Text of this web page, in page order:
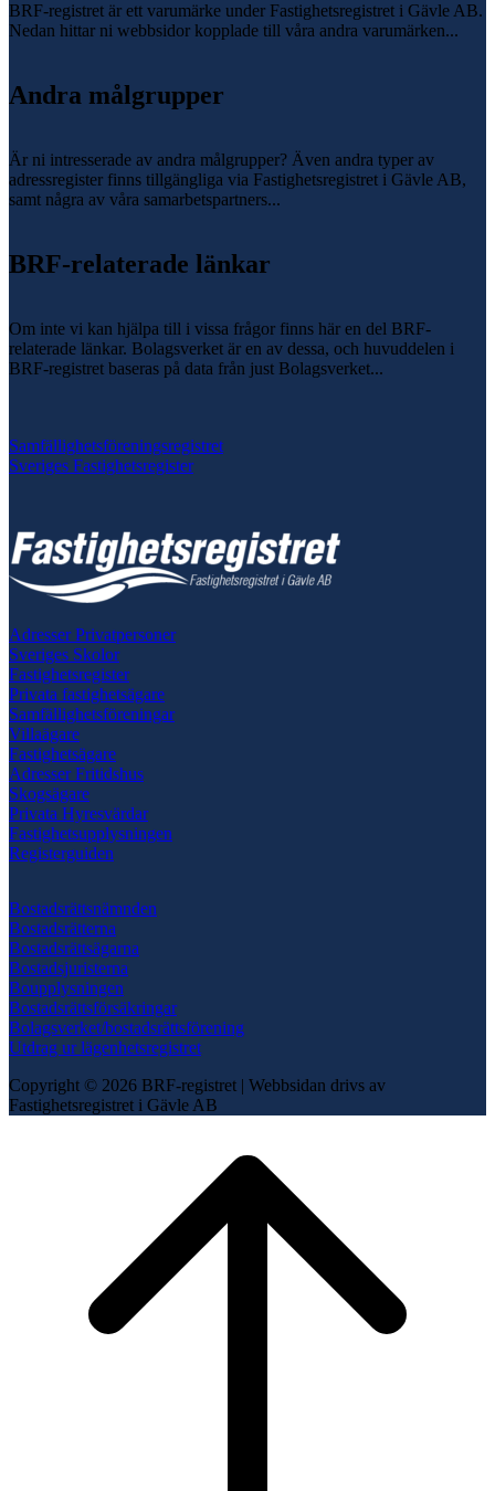
BRF-registret är ett varumärke under Fastighetsregistret i Gävle AB.
Nedan hittar ni webbsidor kopplade till våra andra varumärken...
Andra målgrupper
Är ni intresserade av andra målgrupper? Även andra typer av
adressregister finns tillgängliga via Fastighetsregistret i Gävle AB,
samt några av våra samarbetspartners...
BRF-relaterade länkar
Om inte vi kan hjälpa till i vissa frågor finns här en del BRF-
relaterade länkar. Bolagsverket är en av dessa, och huvuddelen i
BRF-registret baseras på data från just Bolagsverket...
Samfällighetsföreningsregistret
Sveriges Fastighetsregister
Adresser Privatpersoner
Sveriges Skolor
Fastighetsregister
Privata fastighetsägare
Samfällighetsföreningar
Villaägare
Fastighetsägare
Adresser Fritidshus
Skogsägare
Privata Hyresvärdar
Fastighetsupplysningen
Registerguiden
Bostadsrättsnämnden
Bostadsrätterna
Bostadsrättsägarna
Bostadsjuristerna
Boupplysningen
Bostadsrättsförsäkringar
Bolagsverket/bostadsrättsförening
Utdrag ur lägenhetsregistret
Copyright © 2026 BRF-registret | Webbsidan drivs av
Fastighetsregistret i Gävle AB